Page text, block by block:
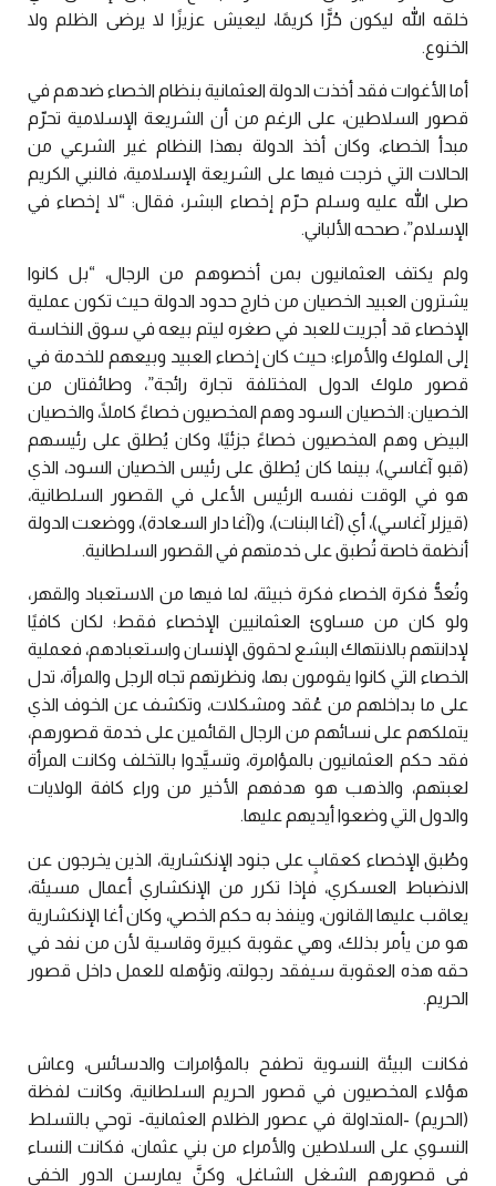
خلقه الله ليكون حُرًّا كريمًا، ليعيش عزيزًا لا يرضى الظلم ولا
الخنوع.
أما الأغوات فقد أخذت الدولة العثمانية بنظام الخصاء ضدهم في
قصور السلاطين، على الرغم من أن الشريعة الإسلامية تحرّم
مبدأ الخصاء، وكان أخذ الدولة بهذا النظام غير الشرعي من
الحالات التي خرجت فيها على الشريعة الإسلامية، فالنبي الكريم
صلى الله عليه وسلم حرّم إخصاء البشر، فقال: “لا إخصاء في
الإسلام”، صححه الألباني.
ولم يكتف العثمانيون بمن أخصوهم من الرجال، “بل كانوا
يشترون العبيد الخصيان من خارج حدود الدولة حيث تكون عملية
الإخصاء قد أجريت للعبد في صغره ليتم بيعه في سوق النخاسة
إلى الملوك والأمراء؛ حيث كان إخصاء العبيد وبيعهم للخدمة في
قصور ملوك الدول المختلفة تجارة رائجة”، وطائفتان من
الخصيان: الخصيان السود وهم المخصيون خصاءً كاملًا، والخصيان
البيض وهم المخصيون خصاءً جزئيًا، وكان يُطلق على رئيسهم
(قبو آغاسي)، بينما كان يُطلق على رئيس الخصيان السود، الذي
هو في الوقت نفسه الرئيس الأعلى في القصور السلطانية،
(قيزلر آغاسي)، أي (آغا البنات)، و(آغا دار السعادة)، ووضعت الدولة
أنظمة خاصة تُطبق على خدمتهم في القصور السلطانية.
وتُعدُّ فكرة الخصاء فكرة خبيثة، لما فيها من الاستعباد والقهر،
ولو كان من مساوئ العثمانيين الإخصاء فقط؛ لكان كافيًا
لإدانتهم بالانتهاك البشع لحقوق الإنسان واستعبادهم، فعملية
الخصاء التي كانوا يقومون بها، ونظرتهم تجاه الرجل والمرأة، تدل
على ما بداخلهم من عُقد ومشكلات، وتكشف عن الخوف الذي
يتملكهم على نسائهم من الرجال القائمين على خدمة قصورهم،
فقد حكم العثمانيون بالمؤامرة، وتسيَّدوا بالتخلف وكانت المرأة
لعبتهم، والذهب هو هدفهم الأخير من وراء كافة الولايات
والدول التي وضعوا أيديهم عليها.
وطُبق الإخصاء كعقابٍ على جنود الإنكشارية، الذين يخرجون عن
الانضباط العسكري، فإذا تكرر من الإنكشاري أعمال مسيئة،
يعاقب عليها القانون، وينفذ به حكم الخصي، وكان أغا الإنكشارية
هو من يأمر بذلك، وهي عقوبة كبيرة وقاسية لأن من نفد في
حقه هذه العقوبة سيفقد رجولته، وتؤهله للعمل داخل قصور
الحريم.
فكانت البيئة النسوية تطفح بالمؤامرات والدسائس، وعاش
هؤلاء المخصيون في قصور الحريم السلطانية، وكانت لفظة
(الحريم) -المتداولة في عصور الظلام العثمانية- توحي بالتسلط
النسوي على السلاطين والأمراء من بني عثمان، فكانت النساء
في قصورهم الشغل الشاغل، وكنَّ يمارسن الدور الخفي